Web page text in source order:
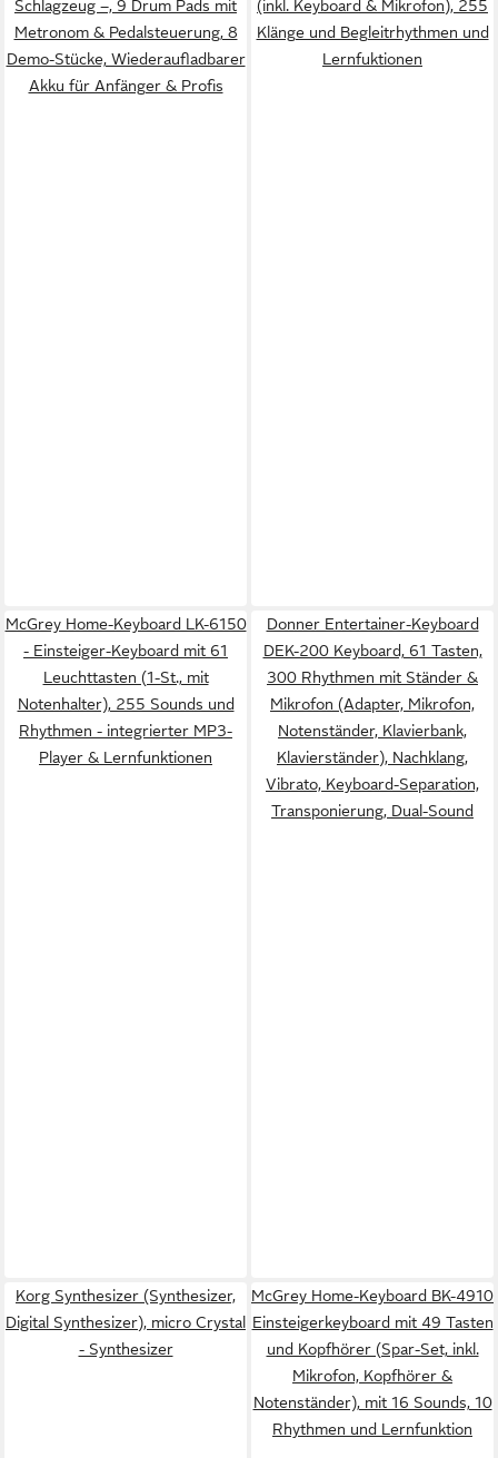
Schlagzeug –, 9 Drum Pads mit
Metronom & Pedalsteuerung, 8
Demo-Stücke, Wiederaufladbarer
Akku für Anfänger & Profis
(inkl. Keyboard & Mikrofon), 255
Klänge und Begleitrhythmen und
Lernfuktionen
McGrey Home-Keyboard LK-6150
- Einsteiger-Keyboard mit 61
Leuchttasten (1-St., mit
Notenhalter), 255 Sounds und
Rhythmen - integrierter MP3-
Player & Lernfunktionen
Donner Entertainer-Keyboard
DEK-200 Keyboard, 61 Tasten,
300 Rhythmen mit Ständer &
Mikrofon (Adapter, Mikrofon,
Notenständer, Klavierbank,
Klavierständer), Nachklang,
Vibrato, Keyboard-Separation,
Transponierung, Dual-Sound
Korg Synthesizer (Synthesizer,
Digital Synthesizer), micro Crystal
- Synthesizer
McGrey Home-Keyboard BK-4910
Einsteigerkeyboard mit 49 Tasten
und Kopfhörer (Spar-Set, inkl.
Mikrofon, Kopfhörer &
Notenständer), mit 16 Sounds, 10
Rhythmen und Lernfunktion